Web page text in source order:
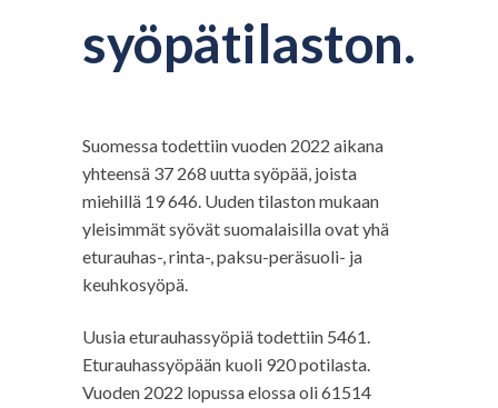
syöpätilaston.
Suomessa todettiin vuoden 2022 aikana
yhteensä 37 268 uutta syöpää, joista
miehillä 19 646. Uuden tilaston mukaan
yleisimmät syövät suomalaisilla ovat yhä
eturauhas-, rinta-, paksu-peräsuoli- ja
keuhkosyöpä.
Uusia eturauhassyöpiä todettiin 5461.
Eturauhassyöpään kuoli 920 potilasta.
Vuoden 2022 lopussa elossa oli 61514